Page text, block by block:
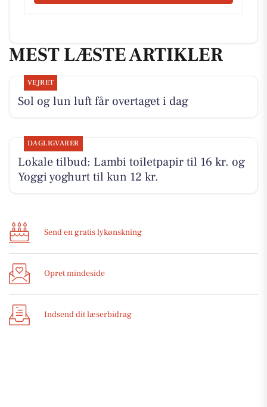
MEST LÆSTE ARTIKLER
VEJRET
Sol og lun luft får overtaget i dag
DAGLIGVARER
Lokale tilbud: Lambi toiletpapir til 16 kr. og
Yoggi yoghurt til kun 12 kr.
Send en gratis lykønskning
Opret mindeside
Indsend dit læserbidrag